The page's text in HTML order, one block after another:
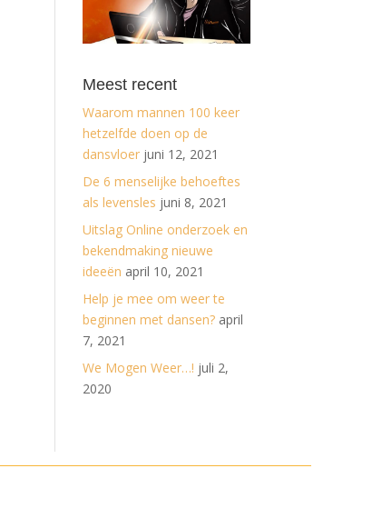
Meest recent
Waarom mannen 100 keer
hetzelfde doen op de
dansvloer juni 12, 2021
De 6 menselijke behoeftes
als levensles juni 8, 2021
Uitslag Online onderzoek en
bekendmaking nieuwe
ideeën april 10, 2021
Help je mee om weer te
beginnen met dansen? april
7, 2021
We Mogen Weer…! juli 2,
2020